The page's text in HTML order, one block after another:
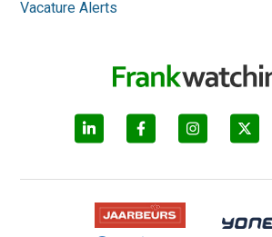
Vacature Alerts